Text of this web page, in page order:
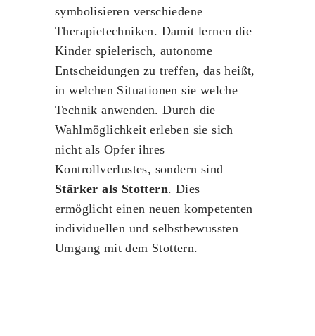
symbolisieren verschiedene
Therapietechniken. Damit lernen die
Kinder spielerisch, autonome
Entscheidungen zu treffen, das heißt,
in welchen Situationen sie welche
Technik anwenden. Durch die
Wahlmöglichkeit erleben sie sich
nicht als Opfer ihres
Kontrollverlustes, sondern sind
Stärker als Stottern. Dies
ermöglicht einen neuen kompetenten
individuellen und selbstbewussten
Umgang mit dem Stottern.